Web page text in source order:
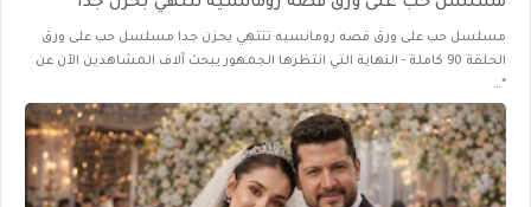
مسلسل حب على ورق قصه رومانسيه تنتهي بحزن جدا مسلسل حب على ورق
الحلقة 90 كاملة - النهاية التي انتظرها الجمهور يبحث آلاف المشاهدين الآن عن
*…